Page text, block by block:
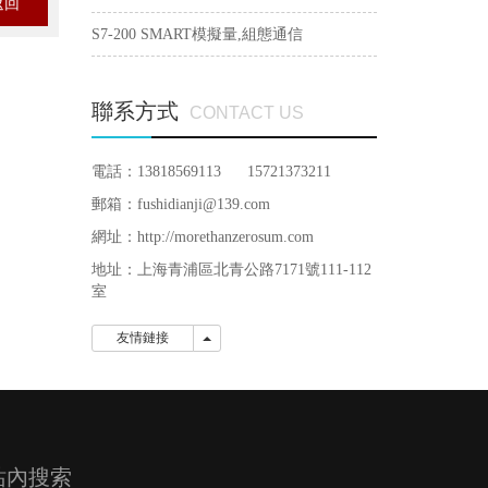
回
S7-200 SMART模擬量,組態通信
聯系方式 CONTACT US
電話：13818569113 15721373211
郵箱：fushidianji@139.com
網址：http://morethanzerosum.com
地址： 上海青浦區北青公路7171號111-112
室
友情鏈接 友情鏈接
內搜索